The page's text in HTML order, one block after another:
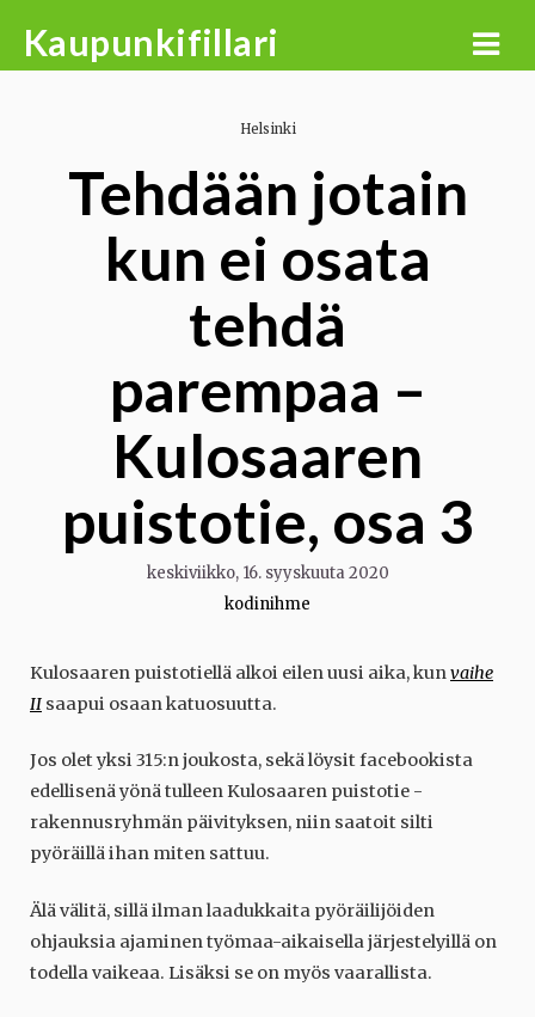
Kaupunkifillari
Helsinki
Tehdään jotain
kun ei osata
tehdä
parempaa –
Kulosaaren
puistotie, osa 3
keskiviikko, 16. syyskuuta 2020
kodinihme
Kulosaaren puistotiellä alkoi eilen uusi aika, kunvaihe
II saapui osaan katuosuutta.
Jos olet yksi 315:n joukosta, sekä löysit facebookista
edellisenä yönä tulleen Kulosaaren puistotie -
rakennusryhmän päivityksen, niin saatoit silti
pyöräillä ihan miten sattuu.
Älä välitä, sillä ilman laadukkaita pyöräilijöiden
ohjauksia ajaminen työmaa-aikaisella järjestelyillä on
todella vaikeaa. Lisäksi se on myös vaarallista.